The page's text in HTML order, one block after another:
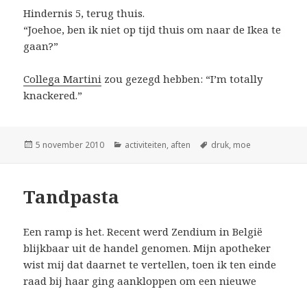
Hindernis 5, terug thuis.
“Joehoe, ben ik niet op tijd thuis om naar de Ikea te
gaan?”
Collega Martini zou gezegd hebben: “I’m totally
knackered.”
Geplaatst
5 november 2010 Categorieën
activiteiten, aften Tags
druk, moe
Tandpasta
Een ramp is het. Recent werd Zendium in België
blijkbaar uit de handel genomen. Mijn apotheker
wist mij dat daarnet te vertellen, toen ik ten einde
raad bij haar ging aankloppen om een nieuwe